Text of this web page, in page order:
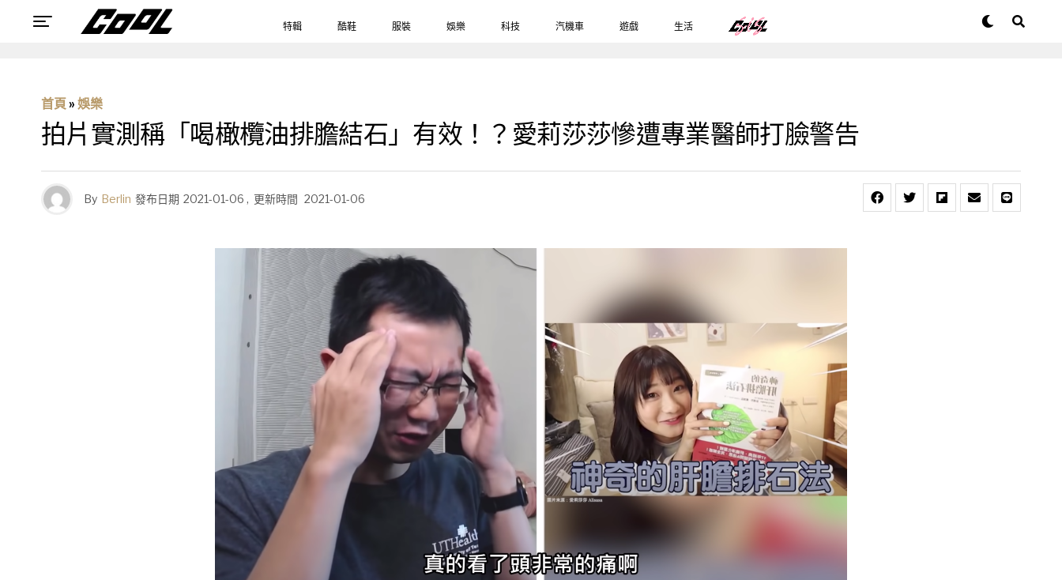
特輯 酷鞋 服裝 娛樂 科技 汽機車 遊戲 生活
首頁 » 娛樂
拍片實測稱「喝橄欖油排膽結石」有效！？愛莉莎莎慘遭專業醫師打臉警告
By Berlin 發布日期 2021-01-06 , 更新時間 2021-01-06